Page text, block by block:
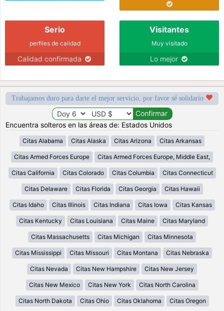
Serio
perfiles de calidad
Calidad confirmada
Visitantes
Muy visitado
Lo mejor
Trabajamos duro para darte el mejor servicio, por favor sé solidario
Encuentra solteros en las áreas de: Estados Unidos
Citas Alabama Citas Alaska Citas Arizona Citas Arkansas
Citas Armed Forces Europe Citas Armed Forces Europe, Middle East,
Citas California Citas Colorado Citas Columbia Citas Connecticut
Citas Delaware Citas Florida Citas Georgia Citas Hawaii
Citas Idaho Citas Illinois Citas Indiana Citas Iowa Citas Kansas
Citas Kentucky Citas Louisiana Citas Maine Citas Maryland
Citas Massachusetts Citas Michigan Citas Minnesota
Citas Mississippi Citas Missouri Citas Montana Citas Nebraska
Citas Nevada Citas New Hampshire Citas New Jersey
Citas New Mexico Citas New York Citas North Carolina
Citas North Dakota Citas Ohio Citas Oklahoma Citas Oregon